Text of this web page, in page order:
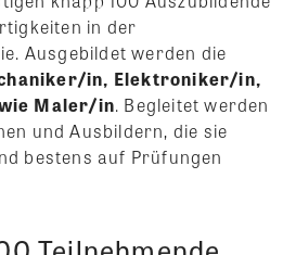
in der
Ausgebildet werden die
in, Elektroniker/in,
Maler/in. Begleitet werden
und Ausbildern, die sie
bestens auf Prüfungen